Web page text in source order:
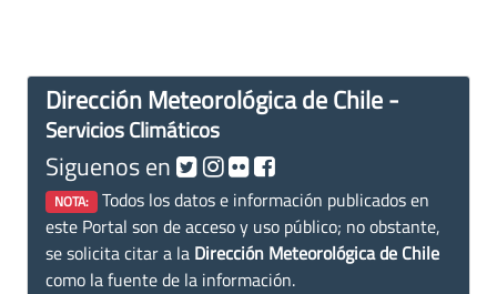
Dirección Meteorológica de Chile -
Servicios Climáticos
Siguenos en
NOTA: Todos los datos e información publicados en
este Portal son de acceso y uso público; no obstante,
se solicita citar a la Dirección Meteorológica de Chile
como la fuente de la información.